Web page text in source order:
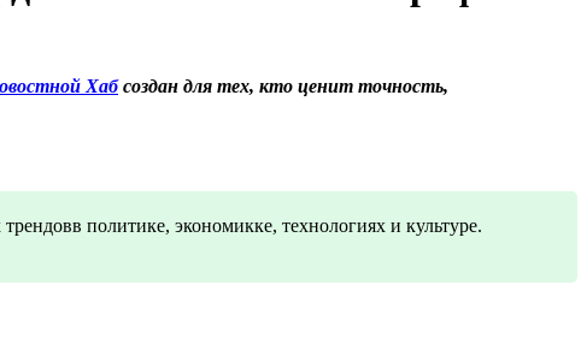
Хабсоздан для тех, кто ценит точность,
политике, экономикке, технологиях и культуре.